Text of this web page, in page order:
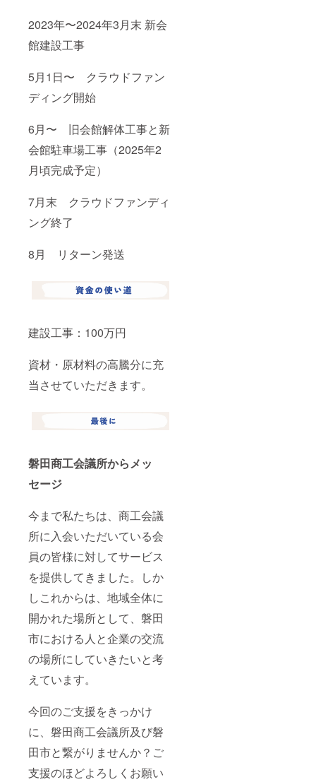
2023年〜2024年3月末 新会
館建設工事
5月1日〜 クラウドファン
ディング開始
6月〜 旧会館解体工事と新
会館駐車場工事（2025年2
月頃完成予定）
7月末 クラウドファンディ
ング終了
8月 リターン発送
建設工事：100万円
資材・原材料の高騰分に充
当させていただきます。
磐田商工会議所からメッ
セージ
今まで私たちは、商工会議
所に入会いただいている会
員の皆様に対してサービス
を提供してきました。しか
しこれからは、地域全体に
開かれた場所として、磐田
市における人と企業の交流
の場所にしていきたいと考
えています。
今回のご支援をきっかけ
に、磐田商工会議所及び磐
田市と繋がりませんか？ご
支援のほどよろしくお願い